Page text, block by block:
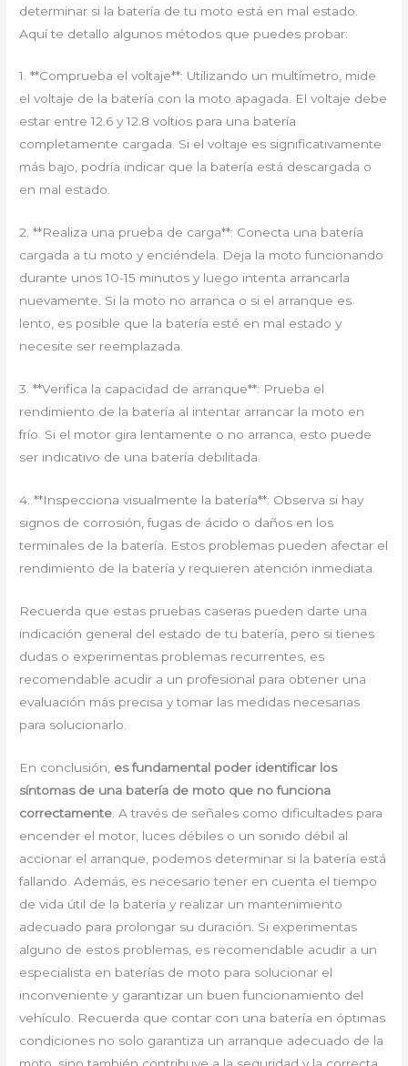
determinar si la batería de tu moto está en mal estado.
Aquí te detallo algunos métodos que puedes probar:
1. **Comprueba el voltaje**: Utilizando un multímetro, mide
el voltaje de la batería con la moto apagada. El voltaje debe
estar entre 12.6 y 12.8 voltios para una batería
completamente cargada. Si el voltaje es significativamente
más bajo, podría indicar que la batería está descargada o
en mal estado.
2. **Realiza una prueba de carga**: Conecta una batería
cargada a tu moto y enciéndela. Deja la moto funcionando
durante unos 10-15 minutos y luego intenta arrancarla
nuevamente. Si la moto no arranca o si el arranque es
lento, es posible que la batería esté en mal estado y
necesite ser reemplazada.
3. **Verifica la capacidad de arranque**: Prueba el
rendimiento de la batería al intentar arrancar la moto en
frío. Si el motor gira lentamente o no arranca, esto puede
ser indicativo de una batería debilitada.
4. **Inspecciona visualmente la batería**: Observa si hay
signos de corrosión, fugas de ácido o daños en los
terminales de la batería. Estos problemas pueden afectar el
rendimiento de la batería y requieren atención inmediata.
Recuerda que estas pruebas caseras pueden darte una
indicación general del estado de tu batería, pero si tienes
dudas o experimentas problemas recurrentes, es
recomendable acudir a un profesional para obtener una
evaluación más precisa y tomar las medidas necesarias
para solucionarlo.
En conclusión, es fundamental poder identificar los
síntomas de una batería de moto que no funciona
correctamente . A través de señales como dificultades para
encender el motor, luces débiles o un sonido débil al
accionar el arranque, podemos determinar si la batería está
fallando. Además, es necesario tener en cuenta el tiempo
de vida útil de la batería y realizar un mantenimiento
adecuado para prolongar su duración. Si experimentas
alguno de estos problemas, es recomendable acudir a un
especialista en baterías de moto para solucionar el
inconveniente y garantizar un buen funcionamiento del
vehículo. Recuerda que contar con una batería en óptimas
condiciones no solo garantiza un arranque adecuado de la
moto, sino también contribuye a la seguridad y la correcta